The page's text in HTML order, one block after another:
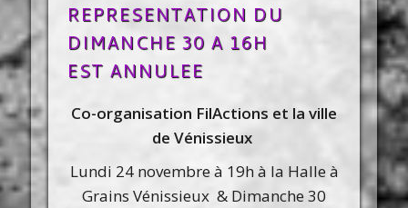
REPRESENTATION DU
DIMANCHE 30 A 16H
EST ANNULEE
Co-organisation FilActions et la ville
de Vénissieux
Lundi 24 novembre à 19h à la Halle à
Grains Vénissieux & Dimanche 30